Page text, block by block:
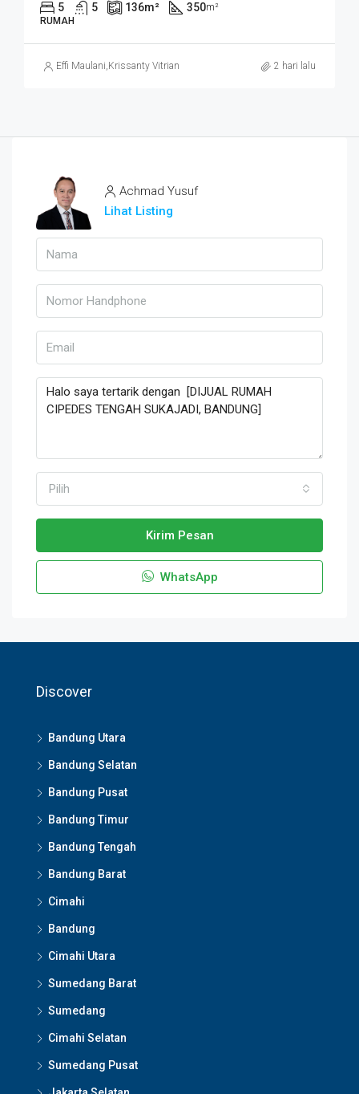
5 5 136m² 350m²
RUMAH
Effi Maulani,Krissanty Vitriana 2 hari lalu
Achmad Yusuf
Lihat Listing
Pilih
Kirim Pesan
WhatsApp
Discover
Bandung Utara
Bandung Selatan
Bandung Pusat
Bandung Timur
Bandung Tengah
Bandung Barat
Cimahi
Bandung
Cimahi Utara
Sumedang Barat
Sumedang
Cimahi Selatan
Sumedang Pusat